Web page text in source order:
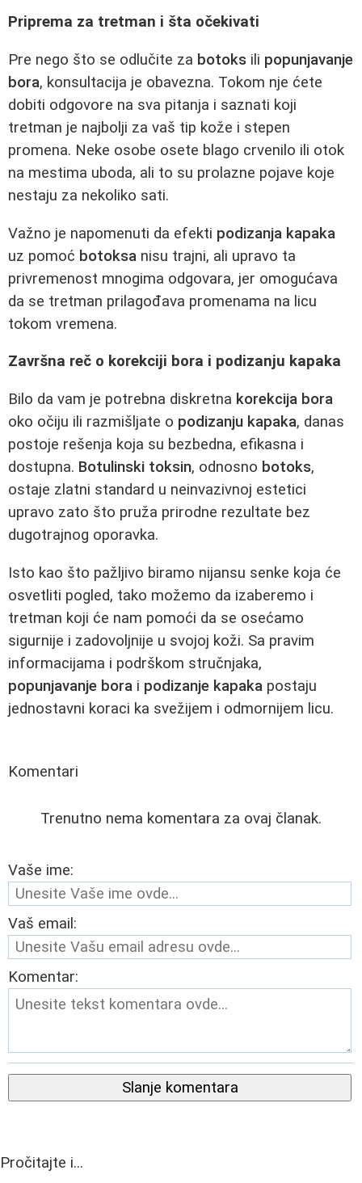
Priprema za tretman i šta očekivati
Pre nego što se odlučite za botoks ili popunjavanje
bora, konsultacija je obavezna. Tokom nje ćete
dobiti odgovore na sva pitanja i saznati koji
tretman je najbolji za vaš tip kože i stepen
promena. Neke osobe osete blago crvenilo ili otok
na mestima uboda, ali to su prolazne pojave koje
nestaju za nekoliko sati.
Važno je napomenuti da efekti podizanja kapaka
uz pomoć botoksa nisu trajni, ali upravo ta
privremenost mnogima odgovara, jer omogućava
da se tretman prilagođava promenama na licu
tokom vremena.
Završna reč o korekciji bora i podizanju kapaka
Bilo da vam je potrebna diskretna korekcija bora
oko očiju ili razmišljate o podizanju kapaka, danas
postoje rešenja koja su bezbedna, efikasna i
dostupna. Botulinski toksin, odnosno botoks,
ostaje zlatni standard u neinvazivnoj estetici
upravo zato što pruža prirodne rezultate bez
dugotrajnog oporavka.
Isto kao što pažljivo biramo nijansu senke koja će
osvetliti pogled, tako možemo da izaberemo i
tretman koji će nam pomoći da se osećamo
sigurnije i zadovoljnije u svojoj koži. Sa pravim
informacijama i podrškom stručnjaka,
popunjavanje bora i podizanje kapaka postaju
jednostavni koraci ka svežijem i odmornijem licu.
Komentari
Trenutno nema komentara za ovaj članak.
Vaše ime:
Vaš email:
Komentar:
Slanje komentara
Pročitajte i...